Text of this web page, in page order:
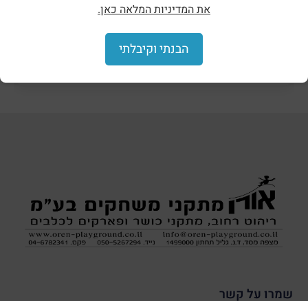
הצללות וסככות
שמרו על קשר
את המדיניות המלאה כאן.
הבנתי וקיבלתי